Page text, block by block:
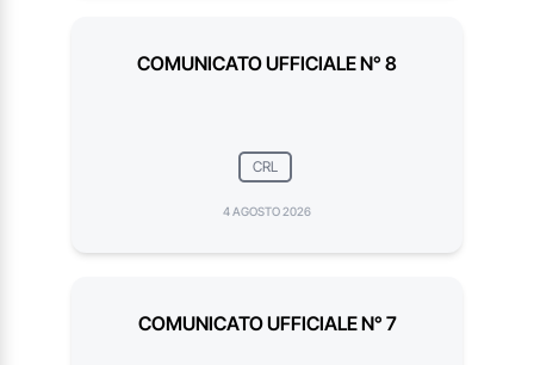
COMUNICATO UFFICIALE N° 8
CRL
4 AGOSTO 2026
COMUNICATO UFFICIALE N° 7